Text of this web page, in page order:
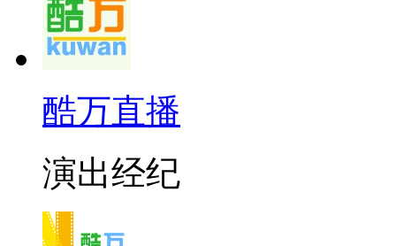
酷万直播
演出经纪